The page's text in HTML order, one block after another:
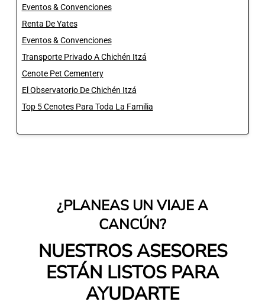
Eventos & Convenciones
Renta De Yates
Eventos & Convenciones
Transporte Privado A Chichén Itzá
Cenote Pet Cementery
El Observatorio De Chichén Itzá
Top 5 Cenotes Para Toda La Familia
¿PLANEAS UN VIAJE A
CANCÚN?
NUESTROS ASESORES
ESTÁN LISTOS PARA
AYUDARTE